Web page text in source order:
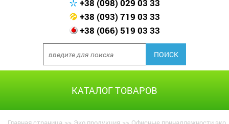
+38 (098) 029 03 33
+38 (093) 719 03 33
+38 (066) 519 03 33
КАТАЛОГ ТОВАРОВ